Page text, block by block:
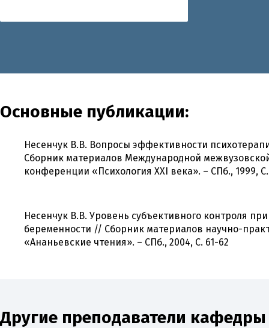
Основные публикации:
Несенчук В.В. Вопросы эффективности
Сборник материалов Международной
конференции «Психология XXI века». – СПб., 1999, С.
Несенчук В.В. Уровень субъективного контроля
беременности // Сборник материалов научно-
«Ананьевские чтения». – СПб., 2004, С. 61-62
Другие преподаватели